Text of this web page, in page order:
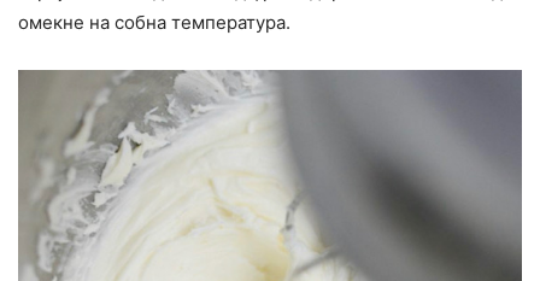
омекне на собна температура.